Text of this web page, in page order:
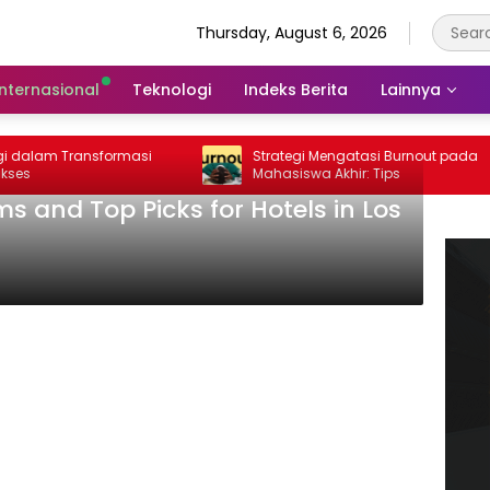
Thursday, August 6, 2026
Teknologi Indeks Berita Lainnya
Transformasi
Strategi Mengatasi Burnout pada
Mahasiswa Akhir: Tips
and Top Picks for Hotels in Los